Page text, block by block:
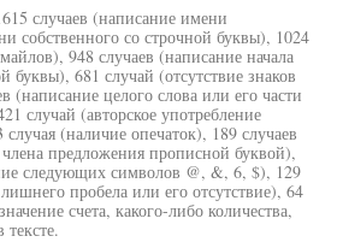
случаев (написание имени
собственного со строчной буквы), 1024
948 случаев (написание начала
буквы), 681 случай (отсутствие знаков
(написание целого слова или его части
случай (авторское употребление
(наличие опечаток), 189 случаев
предложения прописной буквой),
следующих символов @, &, 6, $), 129
пробела или его отсутствие), 64
счета, какого-либо количества,
тексте.